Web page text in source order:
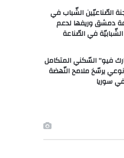
الصّناعيّين الشّباب في
دمشق وريفها لدعم
في الصّناعة
فيو” السّكني المتكامل
يرسّخ ملامح النّهضة
سوريا